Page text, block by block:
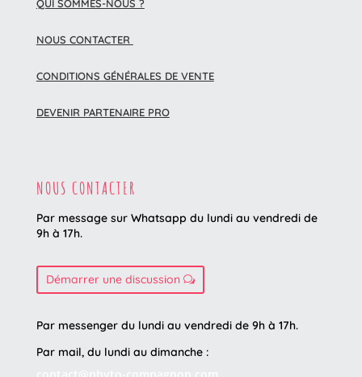
QUI SOMMES-NOUS ?
NOUS CONTACTER
CONDITIONS GÉNÉRALES DE VENTE
DEVENIR PARTENAIRE PRO
NOUS CONTACTER
Par message sur Whatsapp du lundi au vendredi de
9h à 17h.
Démarrer une discussion
Par messenger du lundi au vendredi de 9h à 17h.
Par mail, du lundi au dimanche :